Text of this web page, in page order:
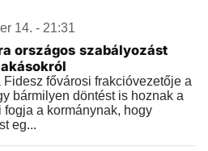
14. - 21:31
országos szabályozást
fővárosi frakcióvezetője a
bármilyen döntést is hoznak a
a kormánynak, hogy
eg...